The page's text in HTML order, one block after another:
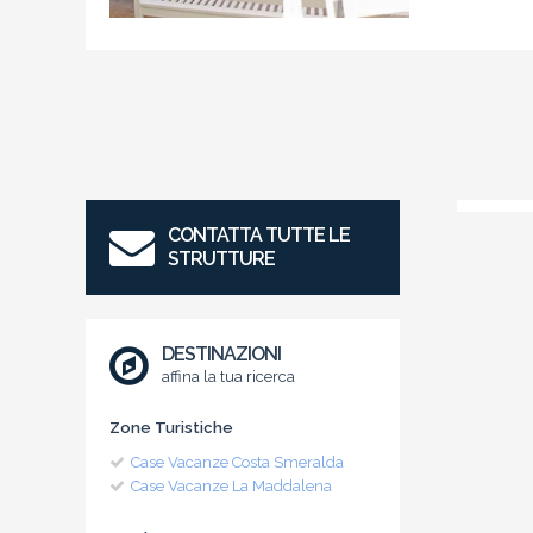
CONTATTA TUTTE LE
STRUTTURE
DESTINAZIONI
affina la tua ricerca
Zone Turistiche
Case Vacanze Costa Smeralda
Case Vacanze La Maddalena